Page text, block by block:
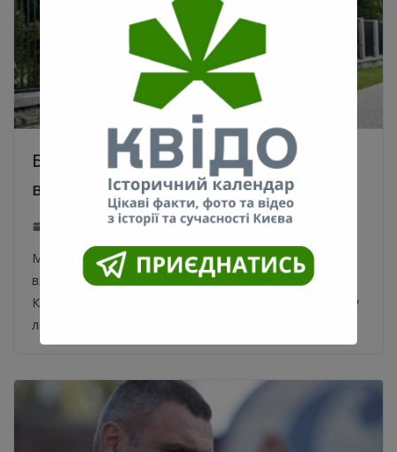
Біля входу до Київського зоопарку
встановили нову скульптуру левів
0
Монумент встановили до Дня Києва біля нового
входу. У Києві, 29 травня, на центральному вході до
Київського зоопарку встановили відсутню скульптуру
левів,